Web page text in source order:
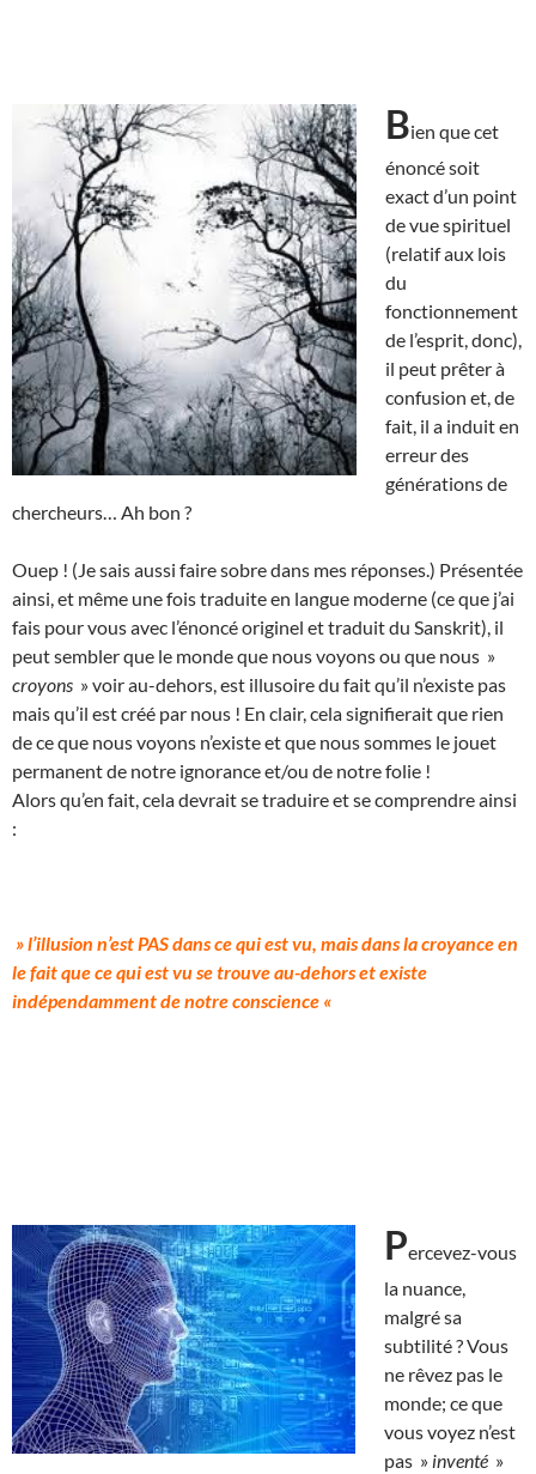
Bien que cet
énoncé soit
exact d’un point
de vue spirituel
(relatif aux lois
du
fonctionnement
de l’esprit, donc),
il peut prêter à
confusion et, de
fait, il a induit en
erreur des
générations de
chercheurs… Ah bon ?
Ouep ! (Je sais aussi faire sobre dans mes réponses.) Présentée
ainsi, et même une fois traduite en langue moderne (ce que j’ai
fais pour vous avec l’énoncé originel et traduit du Sanskrit), il
peut sembler que le monde que nous voyons ou que nous »
croyons » voir au-dehors, est illusoire du fait qu’il n’existe pas
mais qu’il est créé par nous ! En clair, cela signifierait que rien
de ce que nous voyons n’existe et que nous sommes le jouet
permanent de notre ignorance et/ou de notre folie !
Alors qu’en fait, cela devrait se traduire et se comprendre ainsi
:
» l’illusion n’est PAS dans ce qui est vu, mais dans la croyance en
le fait que ce qui est vu se trouve au-dehors et existe
indépendamment de notre conscience «
Percevez-vous
la nuance,
malgré sa
subtilité ? Vous
ne rêvez pas le
monde; ce que
vous voyez n’est
pas » inventé »